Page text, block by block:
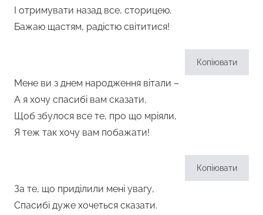
І отримувати назад все, сторицею.
Бажаю щастям, радістю світитися!
Копіювати
Мене ви з днем народження вітали –
А я хочу спасибі вам сказати,
Щоб збулося все те, про що мріяли,
Я теж так хочу вам побажати!
Копіювати
За те, що приділили мені увагу,
Спасибі дуже хочеться сказати.